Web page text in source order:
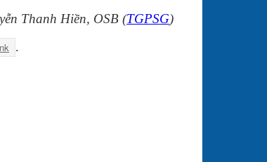
Thanh Hiền, OSB (TGPSG)
.